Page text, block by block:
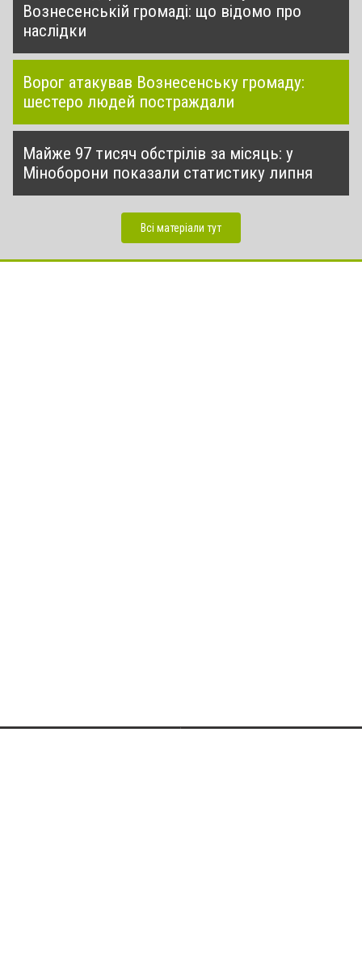
Вознесенській громаді: що відомо про
наслідки
Ворог атакував Вознесенську громаду:
шестеро людей постраждали
Майже 97 тисяч обстрілів за місяць: у
Міноборони показали статистику липня
Всі матеріали тут